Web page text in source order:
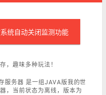
统自动关闭监测功能
，趣味多种玩法！
服务器 是一组JAVA版我的世
，当前状态为离线，版本为